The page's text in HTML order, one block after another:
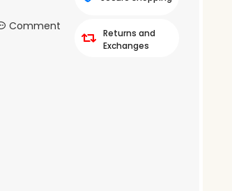
Comment
Returns and
Exchanges